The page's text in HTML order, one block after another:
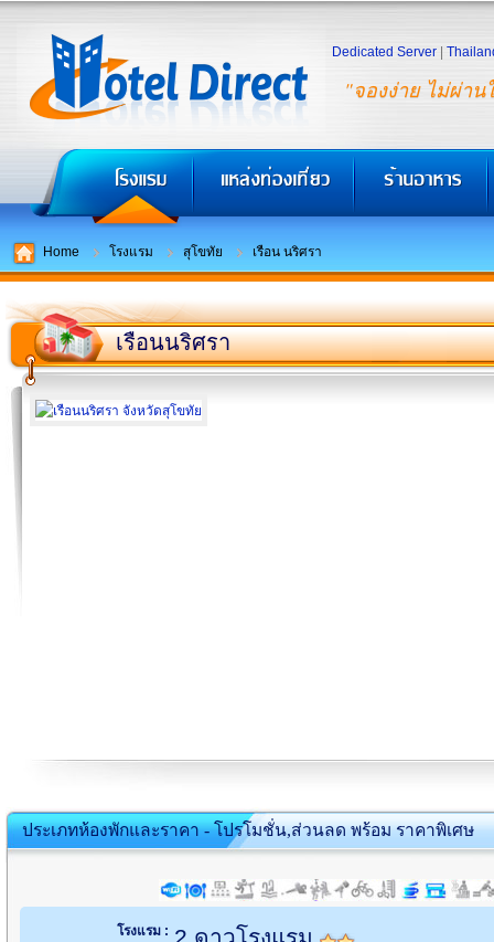
"จองง่าย ไม่ผ่าน
Dedicated Server
Home โรงแรม สุโขทัย เรือน นริศรา
เรือนนริศรา
ประเภทห้องพักและราคา - โปรโมชั่น,ส่วนลด พร้อม ราคาพิเศษ
โรงแรม :